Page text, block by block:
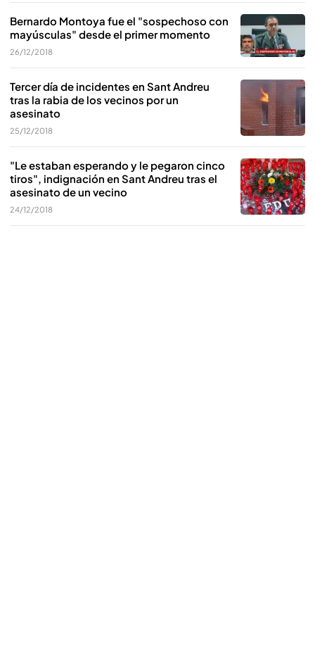
Bernardo Montoya fue el "sospechoso con
mayúsculas" desde el primer momento
26/12/2018
Tercer día de incidentes en Sant Andreu
tras la rabia de los vecinos por un
asesinato
25/12/2018
"Le estaban esperando y le pegaron cinco
tiros", indignación en Sant Andreu tras el
asesinato de un vecino
24/12/2018